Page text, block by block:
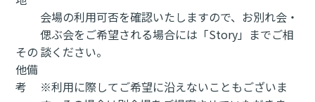
その
他備
考
会場の利用可否を確認いたしますので、お別れ会・
偲ぶ会をご希望される場合には「Story」までご相
談ください。
※利用に際してご希望に沿えないこともございま